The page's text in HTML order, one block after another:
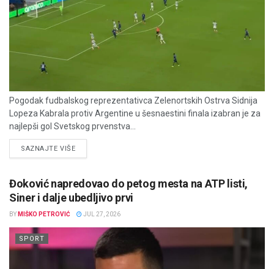
Pogodak fudbalskog reprezentativca Zelenortskih Ostrva Sidnija
Lopeza Kabrala protiv Argentine u šesnaestini finala izabran je za
najlepši gol Svetskog prvenstva...
SAZNAJTE VIŠEDETAILS
Đoković napredovao do petog mesta na ATP listi,
Siner i dalje ubedljivo prvi
BY MIŠKO PETROVIĆ JUL 27, 2026
SPORT